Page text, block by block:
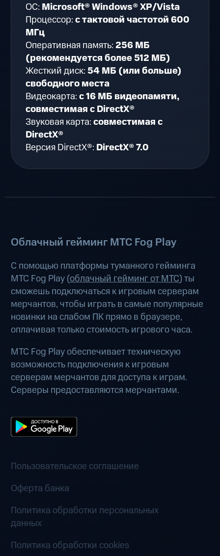
ОС: Microsoft® Windows® XP/Vista
Процессор:с тактовой частотой 600
МГц
Оперативная память: 256 МБ
(рекомендуется более 512 МБ)
Жесткий диск:54 МБ (или больше)
свободного места
Видеокарта:с 16 МБ видеопамяти,
совместимая с DirectX®
Звуковая карта:совместимая с
DirectX®
Версия DirectX®: DirectX® 7.0
Облачный гейминг МТС Fog Play
С помощью платформы туманного гейминга
МТС Fog Play (облачный гейминг от МТС) ты
сможешь подключаться к игровым серверам
мерчантов, чтобы играть в самые популярные
новинки на слабом ПК прямо в браузере,
оплачивая только стоимость игрового часа.
МТС Fog Play обеспечивает техническую
возможность подключения к игровым
серверам мерчантов для доступа к играм.
Серверы предоставляются мерчантами.
Пользовательское соглашение
Оферта банка
Политика обработки персональных
данных
Политика обработки cookies